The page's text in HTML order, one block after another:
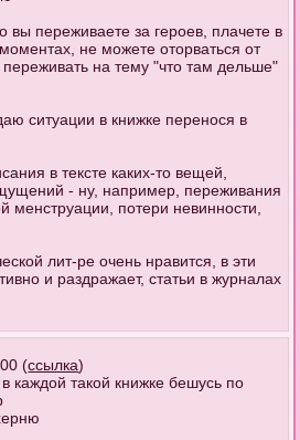
вы переживаете за героев, плачете в
не можете оторваться от
переживать на тему "что там дельше"
ситуации в книжке перенося в
в тексте каких-то вещей,
- ну, например, переживания
менструации, потери невинности,
лит-ре очень нравится, в эти
и раздражает, статьи в журналах
(ссылка)
каждой такой книжке бешусь по